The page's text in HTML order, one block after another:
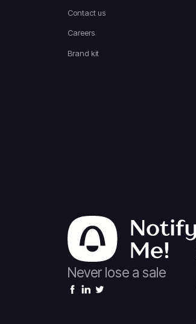
Contact us
Careers
Brand kit
Never lose a sale